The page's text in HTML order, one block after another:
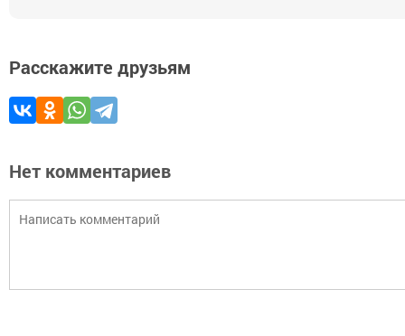
Расскажите друзьям
Нет комментариев